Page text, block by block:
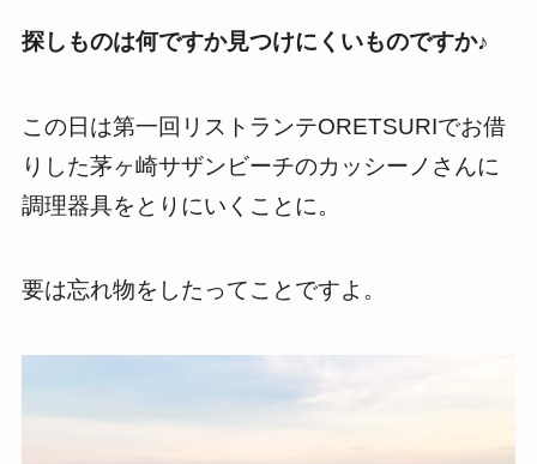
探しものは何ですか見つけにくいものですか♪
この日は第一回リストランテORETSURIでお借
りした茅ヶ崎サザンビーチのカッシーノさんに
調理器具をとりにいくことに。
要は忘れ物をしたってことですよ。